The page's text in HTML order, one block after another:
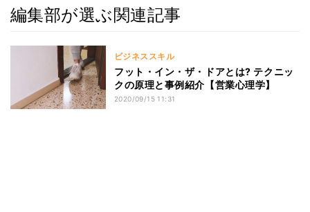
編集部が選ぶ関連記事
ビジネススキル
フット・イン・ザ・ドアとは? テクニッ
クの原理と事例紹介【営業心理学】
2020/09/15 11:31